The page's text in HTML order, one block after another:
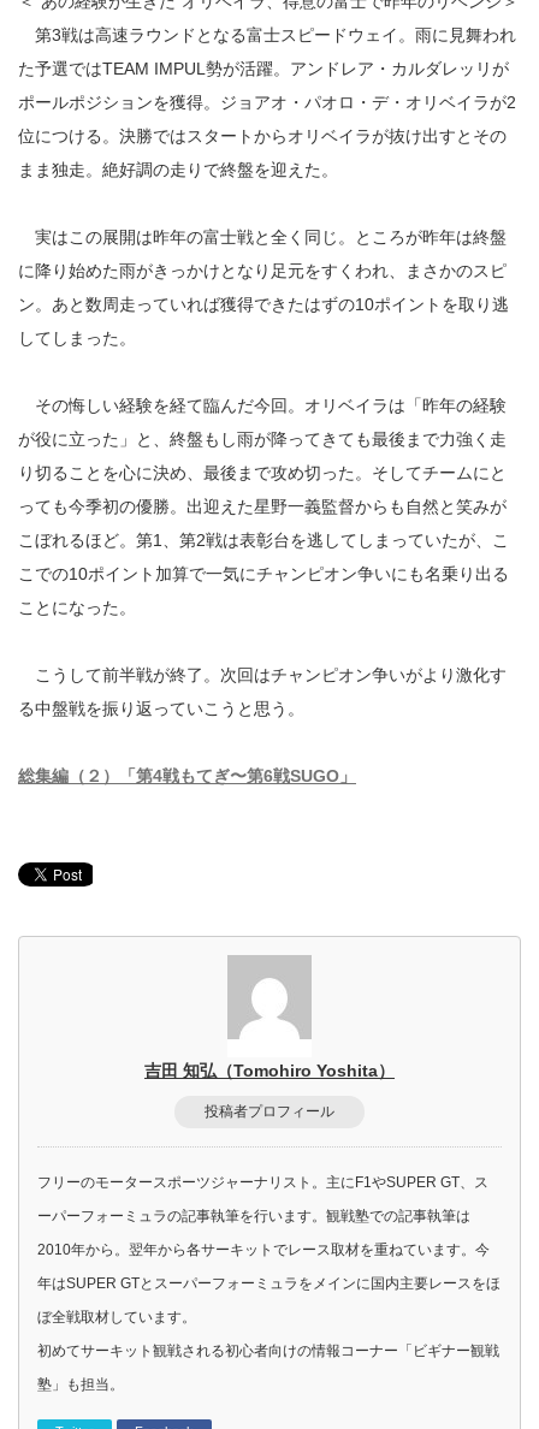
第3戦は高速ラウンドとなる富士スピードウェイ。雨に見舞われ
た予選ではTEAM IMPUL勢が活躍。アンドレア・カルダレッリが
ポールポジションを獲得。ジョアオ・パオロ・デ・オリベイラが2
位につける。決勝ではスタートからオリベイラが抜け出すとその
まま独走。絶好調の走りで終盤を迎えた。
実はこの展開は昨年の富士戦と全く同じ。ところが昨年は終盤
に降り始めた雨がきっかけとなり足元をすくわれ、まさかのスピ
ン。あと数周走っていれば獲得できたはずの10ポイントを取り逃
してしまった。
その悔しい経験を経て臨んだ今回。オリベイラは「昨年の経験
が役に立った」と、終盤もし雨が降ってきても最後まで力強く走
り切ることを心に決め、最後まで攻め切った。そしてチームにと
っても今季初の優勝。出迎えた星野一義監督からも自然と笑みが
こぼれるほど。第1、第2戦は表彰台を逃してしまっていたが、こ
こでの10ポイント加算で一気にチャンピオン争いにも名乗り出る
ことになった。
こうして前半戦が終了。次回はチャンピオン争いがより激化す
る中盤戦を振り返っていこうと思う。
総集編（２）「第4戦もてぎ〜第6戦SUGO」
吉田 知弘（Tomohiro Yoshita）
投稿者プロフィール
フリーのモータースポーツジャーナリスト。主にF1やSUPER GT、ス
ーパーフォーミュラの記事執筆を行います。観戦塾での記事執筆は
2010年から。翌年から各サーキットでレース取材を重ねています。今
年はSUPER GTとスーパーフォーミュラをメインに国内主要レースをほ
ぼ全戦取材しています。
初めてサーキット観戦される初心者向けの情報コーナー「ビギナー観戦
塾」も担当。